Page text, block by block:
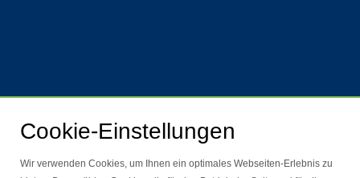
Cookie-Einstellungen
Wir verwenden Cookies, um Ihnen ein optimales Webseiten-Erlebnis zu